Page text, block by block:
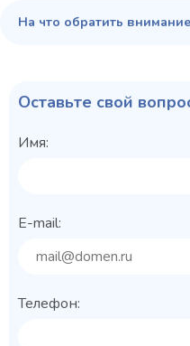
На что обратить
Оставьте свой
Имя:
E-mail:
Телефон: